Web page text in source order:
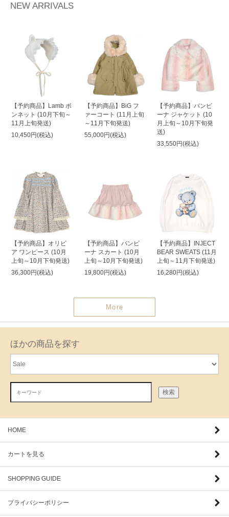
NEW ARRIVALS
【予約商品】Lamb ボ
ンネット (10月下旬～
11月上旬発送)
10,450円(税込)
【予約商品】BiG フ
ァーコート (11月上旬
～11月下旬発送)
55,000円(税込)
【予約商品】バンビ
ーナ ジャケット (10
月上旬～10月下旬発
送)
33,550円(税込)
【予約商品】オリビ
ア ワンピース (10月
上旬～10月下旬発送)
36,300円(税込)
【予約商品】バンビ
ーナ スカート (10月
上旬～10月下旬発送)
19,800円(税込)
【予約商品】INJECT
BEAR SWEATS (11月
上旬～11月下旬発送)
16,280円(税込)
More
ほかの商品を探す
検索
HOME
カートを見る
SHOPPING GUIDE
プライバシーポリシー